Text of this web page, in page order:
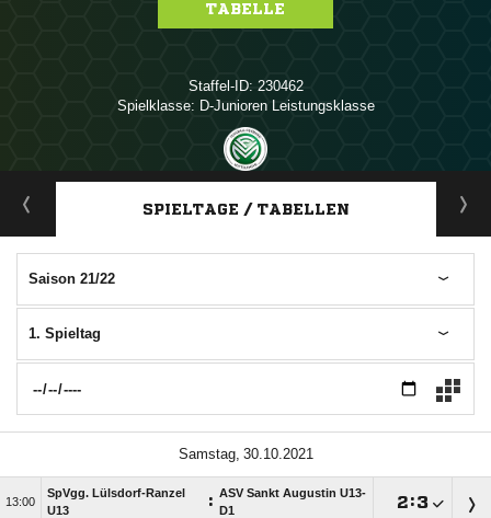
TABELLE
Staffel-ID: 230462
Spielklasse: D-Junioren Leistungsklasse
ANZEIGE
SPIELTAGE / TABELLEN
Saison 21/22
1. Spieltag
 

SpVgg. Lülsdorf-Ranzel
U13
: ASV Sankt Augustin U13-
D1
: